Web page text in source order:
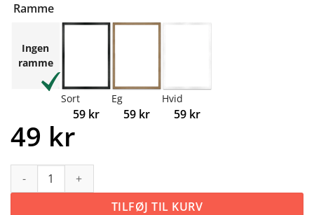
Ramme
Ingen
ramme
Sort
59 kr
Eg
59 kr
Hvid
59 kr
49 kr
Gamer sigtekorn antal
TILFØJ TIL KURV